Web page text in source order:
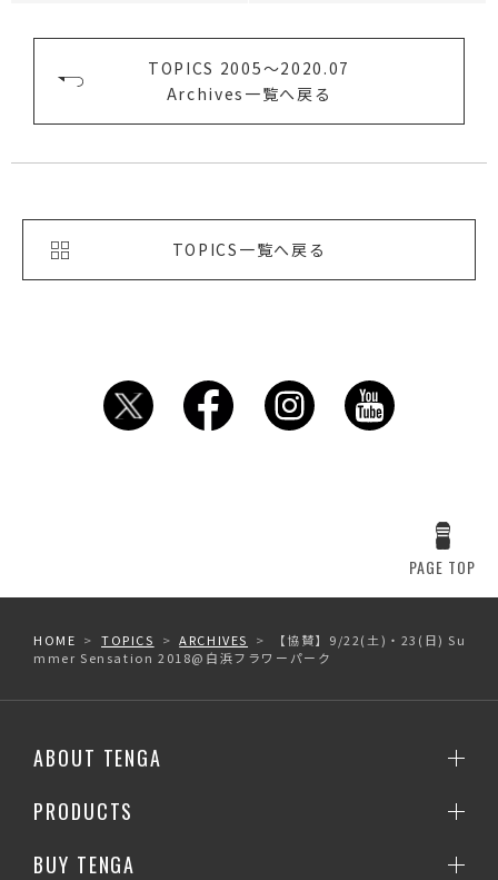
TOPICS 2005〜2020.07
Archives一覧へ戻る
TOPICS一覧へ戻る
PAGE TOP
HOME TOPICS ARCHIVES
【協賛】9/22(土)・23(日) Su
mmer Sensation 2018@白浜フラワーパーク
ABOUT TENGA
PRODUCTS
BUY TENGA